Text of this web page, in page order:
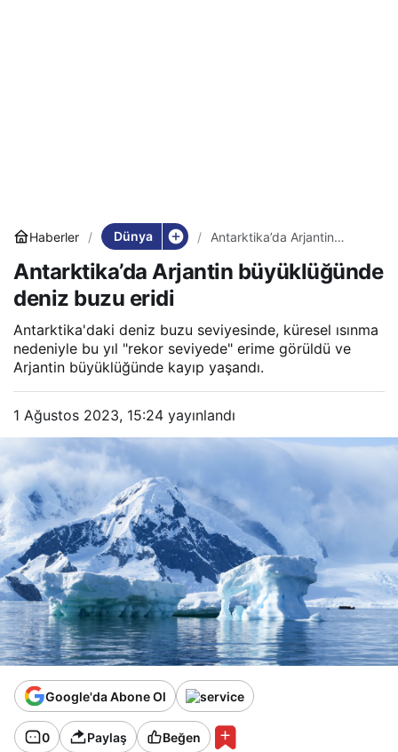
Haberler Dünya
Antarktika’da Arjantin
eridi
Antarktika’da Arjantin büyüklüğünde
deniz buzu eridi
Antarktika'daki deniz buzu seviyesinde, küresel ısınma
nedeniyle bu yıl "rekor seviyede" erime görüldü ve
Arjantin büyüklüğünde kayıp yaşandı.
1 Ağustos 2023, 15:24 yayınlandı
Google'da Abone Ol
0 Paylaş Beğen